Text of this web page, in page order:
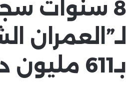
8 سنوات
بـ611 مليون درهم”